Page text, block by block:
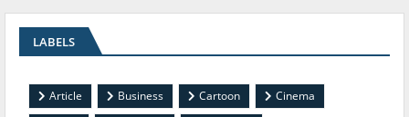
LABELS
Article Business Cartoon
Cinema